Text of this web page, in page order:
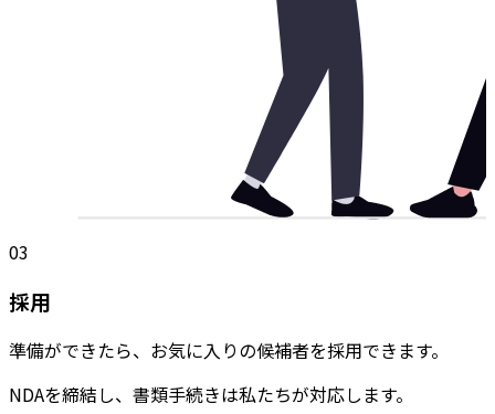
03
採用
準備ができたら、お気に入りの候補者を採用できます。
NDAを締結し、書類手続きは私たちが対応します。